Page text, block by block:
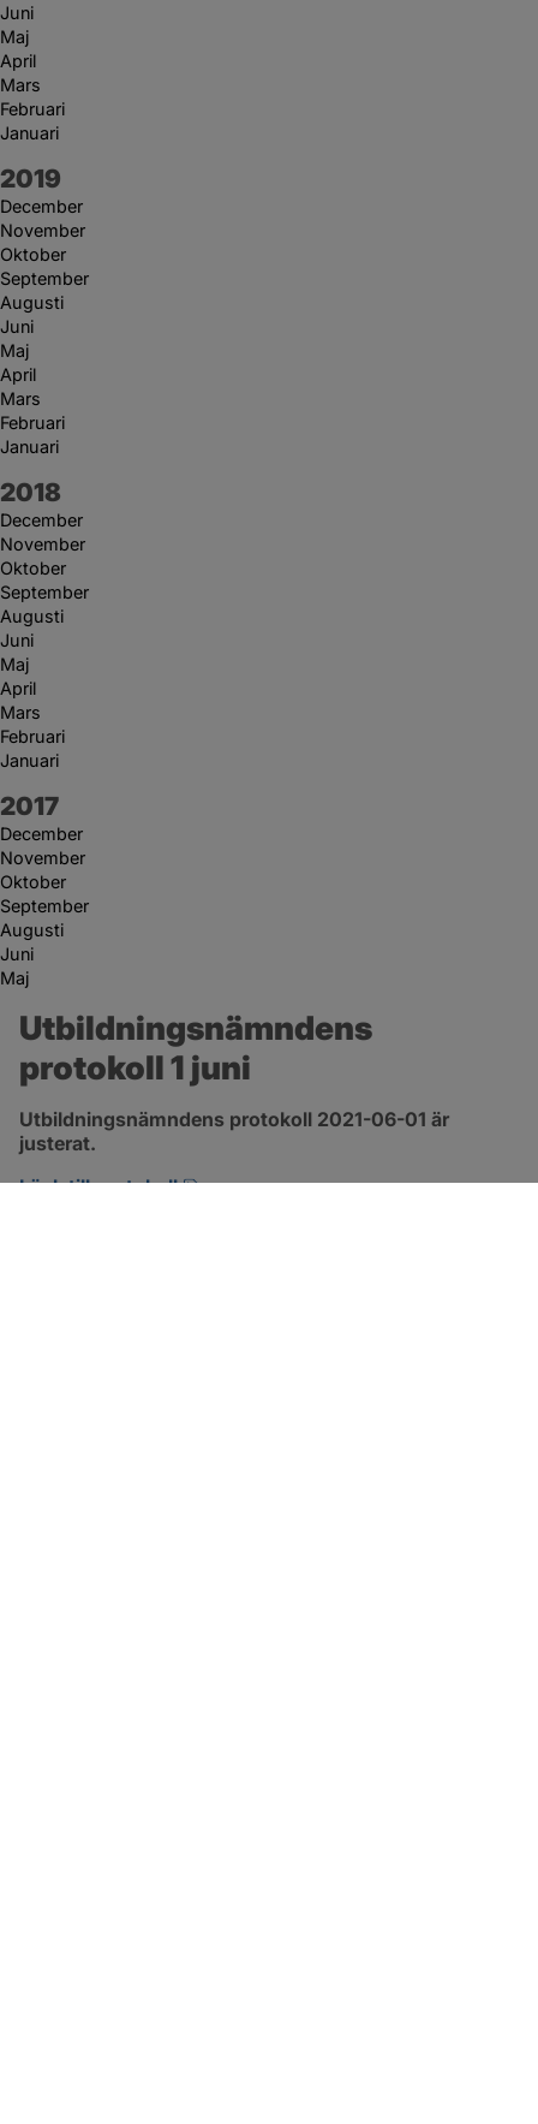
Juni
Maj
April
Mars
Februari
Januari
År:
2019
December
November
Oktober
September
Augusti
Juni
Maj
April
Mars
Februari
Januari
År:
2018
December
November
Oktober
September
Augusti
Juni
Maj
April
Mars
Februari
Januari
År:
2017
December
November
Oktober
September
Augusti
Juni
Maj
Utbildningsnämndens
protokoll 1 juni
Utbildningsnämndens protokoll 2021-06-01 är
justerat.
Länk till protokoll
pdf, 1.3 MB, öppnas i nytt fönster.